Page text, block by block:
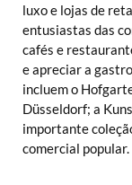
luxo e lojas de
entusiastas das
cafés e
e apreciar a
incluem o
Düsseldorf; a
importante
comercial popular.